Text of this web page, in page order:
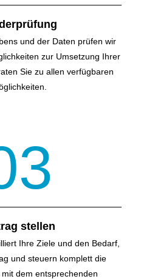
und der Daten prüfen wir
zur Umsetzung Ihrer
Sie zu allen verfügbaren
stellen
Ihre Ziele und den Bedarf,
und steuern komplett die
dem entsprechenden